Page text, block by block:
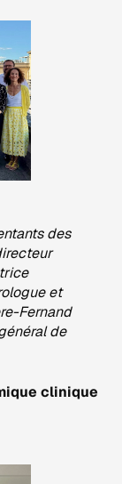
des
et
Fernand
de
clinique